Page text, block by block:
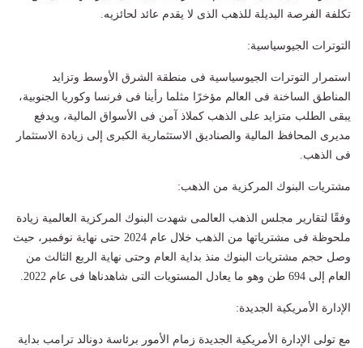
تكلفة الفرصة البديلة للذهب الذى لا يقدم عائد لحائزيه.
التوترات الجيوسياسية:
استمرار التوترات الجيوسياسية فى منطقة الشرق الأوسط وتزايد
المناطق الساخنة فى العالم مؤخرًا مثلما رأينا فى فرنسا وكوريا الجنوبية،
يبقى الطلب متزايد على الذهب كملاذ آمن فى الأسواق المالية، ويدفع
مديرى المحافظ المالية والصناديق الاستثمارية الكبرى إلى زيادة الاستثمار
فى الذهب.
مشتريات البنوك المركزية من الذهب:
وفقًا لتقارير مجلس الذهب العالمى شهدت البنوك المركزية العالمية زيادة
ملحوظة فى مشترياتها من الذهب خلال عام 2024 حتى نهاية نوفمبر، حيث
وصل حجم مشتريات البنوك منذ بداية العام وحتى نهاية الربع الثالث من
العام إلى 694 طن وهو ما يعادل المستويات التى شاهدناها فى عام 2022.
الإدارة الأمريكية الجديدة:
مع تولى الإدارة الأمريكية الجديدة زمام الأمور برئاسة دونالد ترامب بداية